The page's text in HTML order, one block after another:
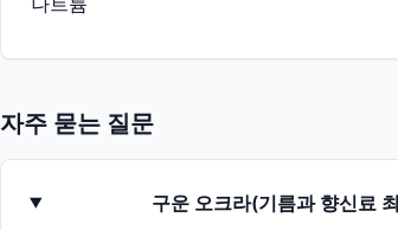
자주 묻는 질문
구운 오크라(기름과 향신료